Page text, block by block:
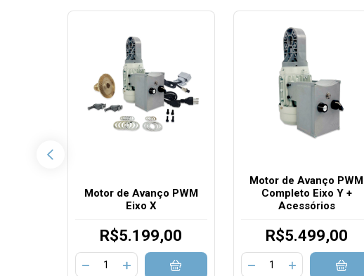
Motor de Avanço PWM
Eixo X
R$5.199,00
Motor de Avanço PWM
Completo Eixo Y +
Acessórios
R$5.499,00